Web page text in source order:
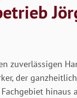
zuverlässigen
der
hinaus